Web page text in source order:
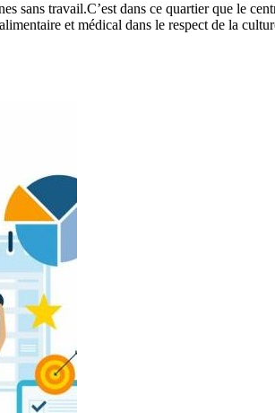
sans travail.C’est dans ce quartier que le
et médical dans le respect de la